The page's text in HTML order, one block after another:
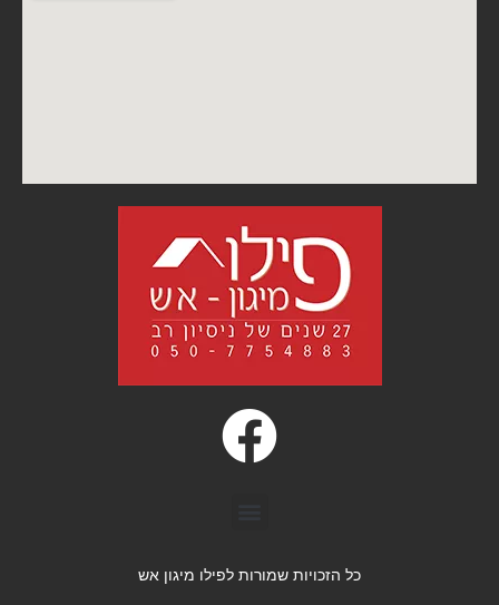
כל הזכויות שמורות לפילו מיגון אש